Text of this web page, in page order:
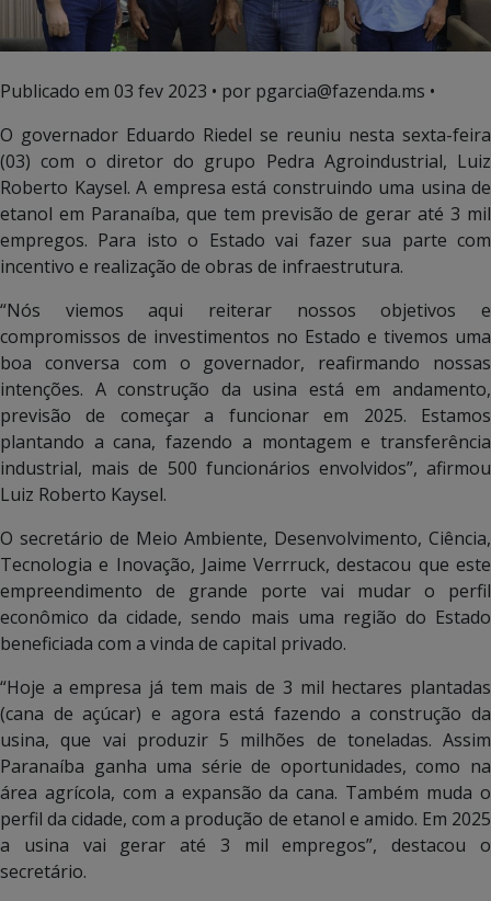
Publicado em 03 fev 2023 • por pgarcia@fazenda.ms •
O governador Eduardo Riedel se reuniu nesta sexta-feira
(03) com o diretor do grupo Pedra Agroindustrial, Luiz
Roberto Kaysel. A empresa está construindo uma usina de
etanol em Paranaíba, que tem previsão de gerar até 3 mil
empregos. Para isto o Estado vai fazer sua parte com
incentivo e realização de obras de infraestrutura.
“Nós viemos aqui reiterar nossos objetivos e
compromissos de investimentos no Estado e tivemos uma
boa conversa com o governador, reafirmando nossas
intenções. A construção da usina está em andamento,
previsão de começar a funcionar em 2025. Estamos
plantando a cana, fazendo a montagem e transferência
industrial, mais de 500 funcionários envolvidos”, afirmou
Luiz Roberto Kaysel.
O secretário de Meio Ambiente, Desenvolvimento, Ciência,
Tecnologia e Inovação, Jaime Verrruck, destacou que este
empreendimento de grande porte vai mudar o perfil
econômico da cidade, sendo mais uma região do Estado
beneficiada com a vinda de capital privado.
“Hoje a empresa já tem mais de 3 mil hectares plantadas
(cana de açúcar) e agora está fazendo a construção da
usina, que vai produzir 5 milhões de toneladas. Assim
Paranaíba ganha uma série de oportunidades, como na
área agrícola, com a expansão da cana. Também muda o
perfil da cidade, com a produção de etanol e amido. Em 2025
a usina vai gerar até 3 mil empregos”, destacou o
secretário.